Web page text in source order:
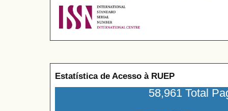
Estatística de Acesso à RUEP
58,961 Total